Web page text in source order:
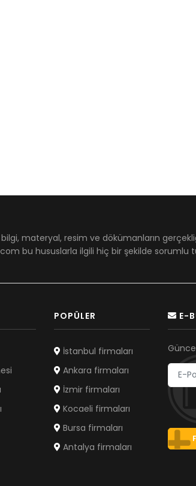
materyal, resim ve dökümanların
bu hususlarla ilgili hiç bir şekilde sorumlu
POPÜLER
İstanbul firmaları
Ankara firmaları
İzmir firmaları
Kocaeli firmaları
Bursa firmaları
Antalya firmaları
E-